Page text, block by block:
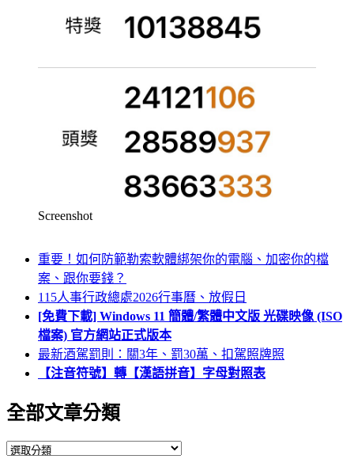
Screenshot
重要！如何防範勒索軟體綁架你的電腦、加密你的檔
案、跟你要錢？
115人事行政總處2026行事曆、放假日
[免費下載] Windows 11 簡體/繁體中文版 光碟映像 (ISO
檔案) 官方網站正式版本
最新酒駕罰則：關3年、罰30萬、扣駕照牌照
【注音符號】轉【漢語拼音】字母對照表
全部文章分類
全